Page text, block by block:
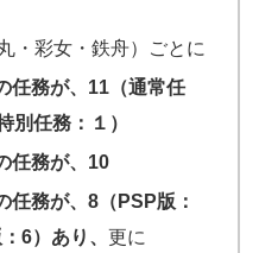
・彩女・鉄舟）ごとに
任務が、11（通常任
別任務：１）
任務が、10
任務が、8（PSP版：
6）あり、 更に